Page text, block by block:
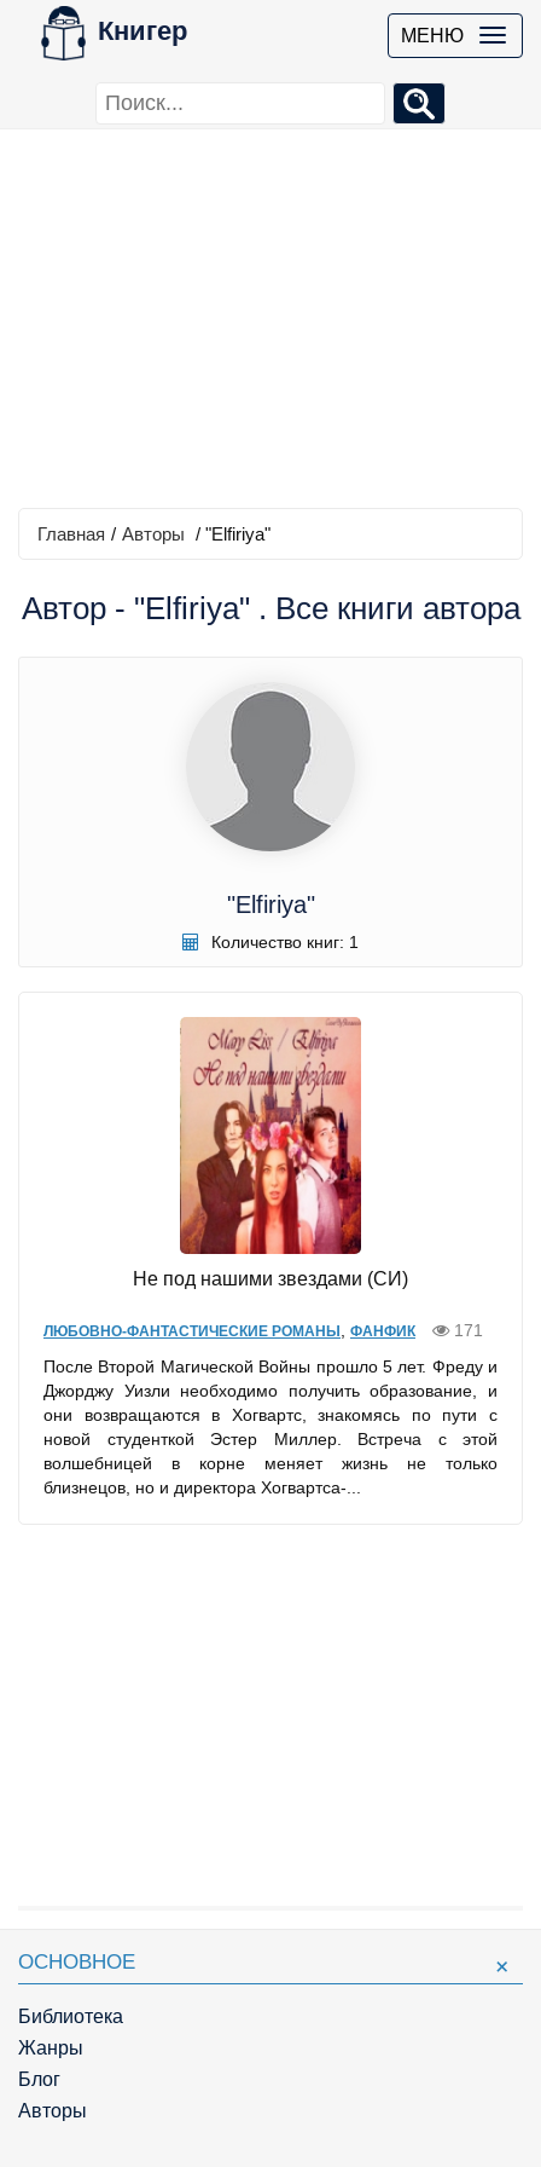
Книгер МЕНЮ
Главная / Авторы / "Elfiriya"
Автор - "Elfiriya" . Все книги автора
"Elfiriya"
Количество книг: 1
Не под нашими звездами (СИ)
ЛЮБОВНО-ФАНТАСТИЧЕСКИЕ РОМАНЫ , ФАНФИК
171
После Второй Магической Войны прошло 5 лет. Фреду и
Джорджу Уизли необходимо получить образование, и
они возвращаются в Хогвартс, знакомясь по пути с
новой студенткой Эстер Миллер. Встреча с этой
волшебницей в корне меняет жизнь не только
близнецов, но и директора Хогвартса-...
ОСНОВНОЕ
Библиотека
Жанры
Блог
Авторы